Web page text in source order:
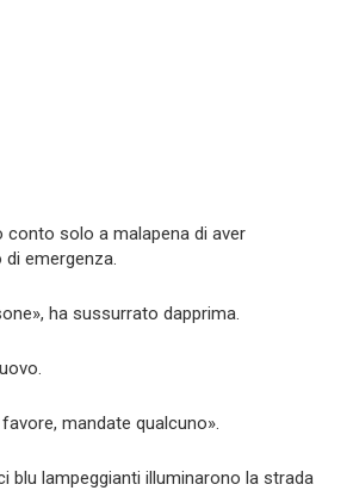
conto solo a malapena di aver
emergenza.
ha sussurrato dapprima.
mandate qualcuno».
blu lampeggianti illuminarono la strada